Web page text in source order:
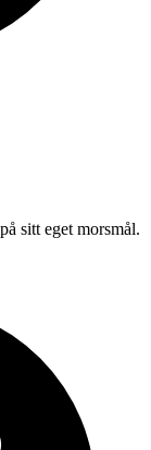
sitt eget morsmål.